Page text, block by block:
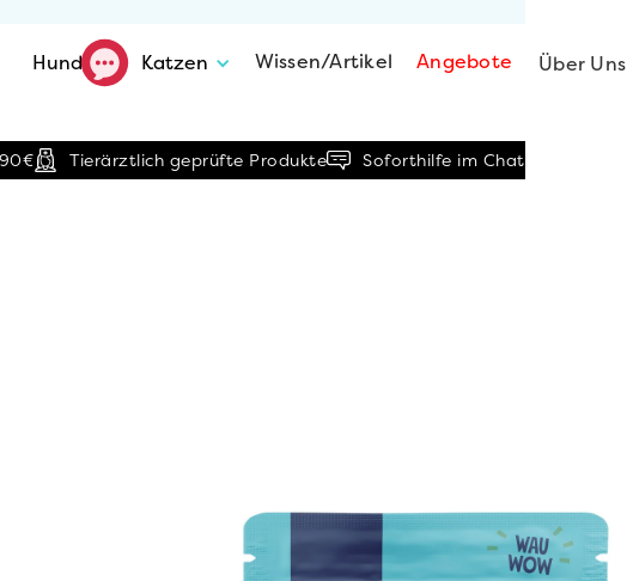
Hunde Katzen Wissen/Artikel Angebote Über Uns
Tierärztlich geprüfte Produkte Soforthilfe im Chat